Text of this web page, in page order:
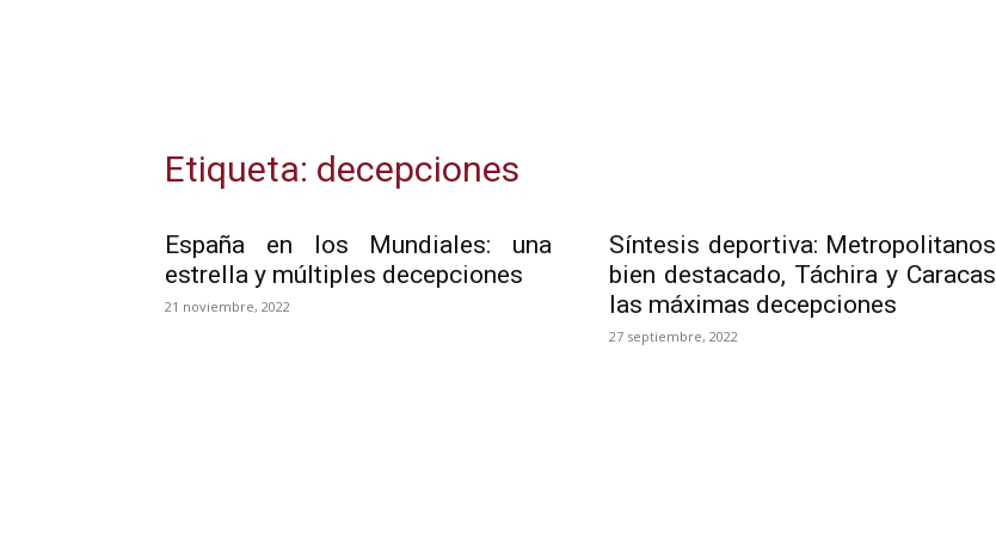
Etiqueta: decepciones
España en los Mundiales: una
estrella y múltiples decepciones
21 noviembre, 2022
Síntesis deportiva: Metropolitanos
bien destacado, Táchira y Caracas
las máximas decepciones
27 septiembre, 2022